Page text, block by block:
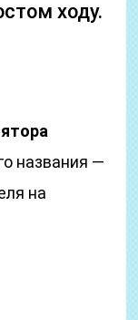
ходу.
названия —
на